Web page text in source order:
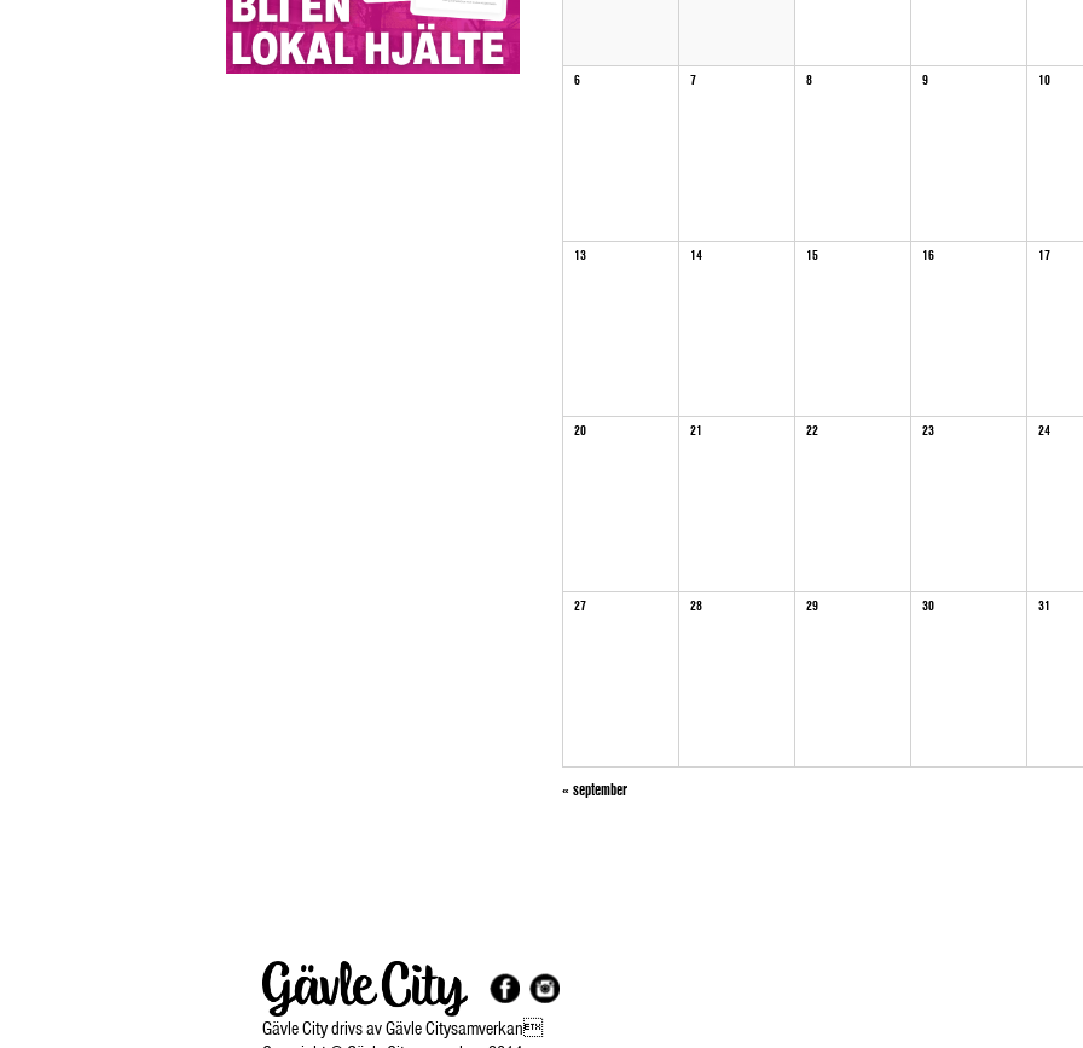
6 7 8 9 10
13 14 15 16 17
20 21 22 23 24
27 28 29 30 31
« september
Gävle City drivs av Gävle Citysamverkan